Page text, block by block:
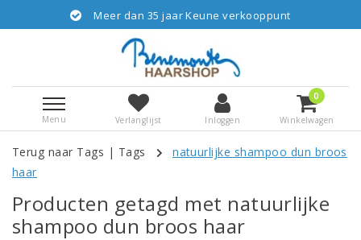
Meer dan 35 jaar Keune verkooppunt
Menu Verlanglijst Inloggen
0
Winkelwagen
Terug naar Tags | Tags
natuurlijke shampoo dun broos
haar
Producten getagd met natuurlijke
shampoo dun broos haar